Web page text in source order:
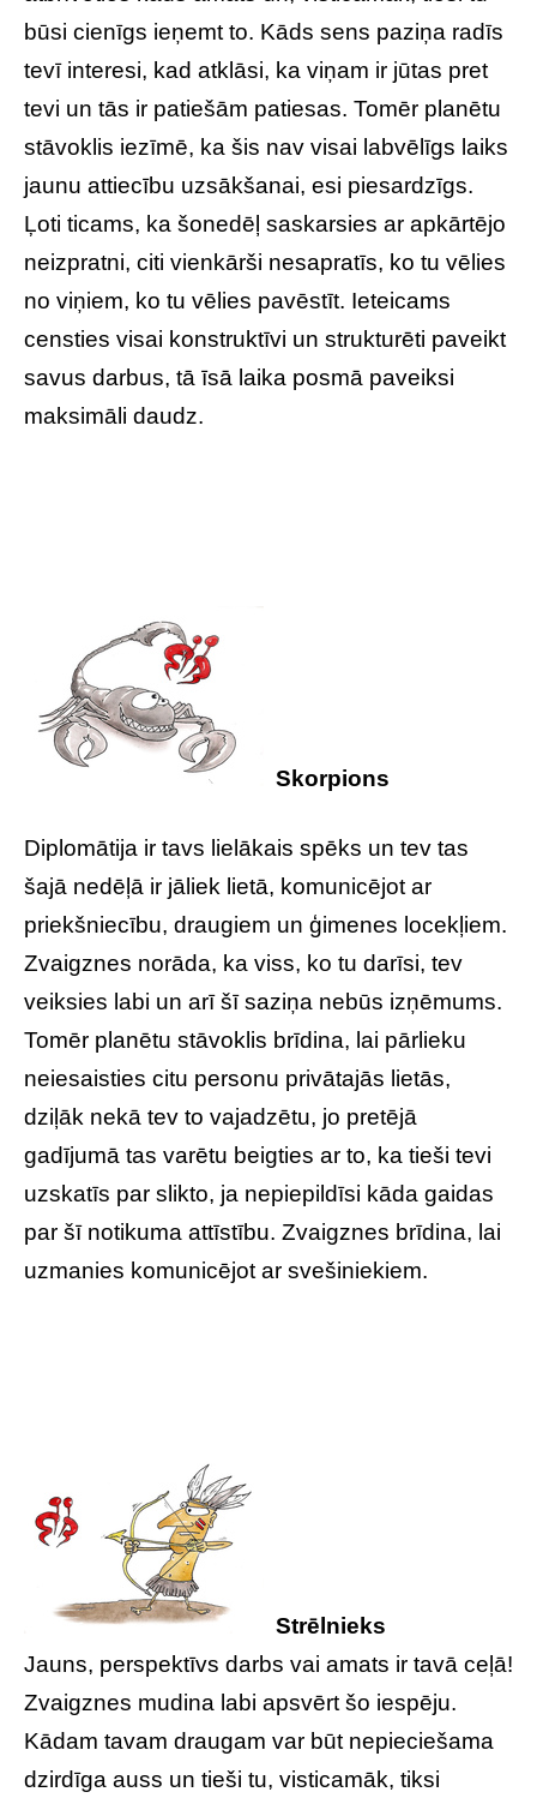
būsi cienīgs ieņemt to. Kāds sens paziņa radīs
tevī interesi, kad atklāsi, ka viņam ir jūtas pret
tevi un tās ir patiešām patiesas. Tomēr planētu
stāvoklis iezīmē, ka šis nav visai labvēlīgs laiks
jaunu attiecību uzsākšanai, esi piesardzīgs.
Ļoti ticams, ka šonedēļ saskarsies ar apkārtējo
neizpratni, citi vienkārši nesapratīs, ko tu vēlies
no viņiem, ko tu vēlies pavēstīt. Ieteicams
censties visai konstruktīvi un strukturēti paveikt
savus darbus, tā īsā laika posmā paveiksi
maksimāli daudz.
Skorpions
Diplomātija ir tavs lielākais spēks un tev tas
šajā nedēļā ir jāliek lietā, komunicējot ar
priekšniecību, draugiem un ģimenes locekļiem.
Zvaigznes norāda, ka viss, ko tu darīsi, tev
veiksies labi un arī šī saziņa nebūs izņēmums.
Tomēr planētu stāvoklis brīdina, lai pārlieku
neiesaisties citu personu privātajās lietās,
dziļāk nekā tev to vajadzētu, jo pretējā
gadījumā tas varētu beigties ar to, ka tieši tevi
uzskatīs par slikto, ja nepiepildīsi kāda gaidas
par šī notikuma attīstību. Zvaigznes brīdina, lai
uzmanies komunicējot ar svešiniekiem.
Strēlnieks
Jauns, perspektīvs darbs vai amats ir tavā ceļā!
Zvaigznes mudina labi apsvērt šo iespēju.
Kādam tavam draugam var būt nepieciešama
dzirdīga auss un tieši tu, visticamāk, tiksi